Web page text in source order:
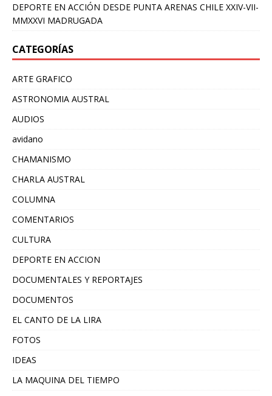
DEPORTE EN ACCIÓN DESDE PUNTA ARENAS CHILE XXIV-VII-
MMXXVI MADRUGADA
CATEGORÍAS
ARTE GRAFICO
ASTRONOMIA AUSTRAL
AUDIOS
avidano
CHAMANISMO
CHARLA AUSTRAL
COLUMNA
COMENTARIOS
CULTURA
DEPORTE EN ACCION
DOCUMENTALES Y REPORTAJES
DOCUMENTOS
EL CANTO DE LA LIRA
FOTOS
IDEAS
LA MAQUINA DEL TIEMPO